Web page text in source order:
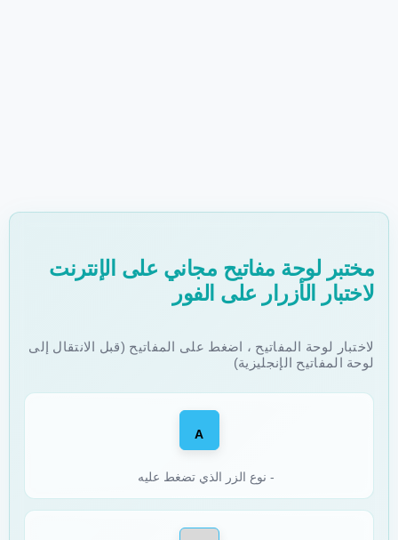
مختبر لوحة مفاتيح مجاني على الإنترنت
لاختبار الأزرار على الفور
لاختبار لوحة المفاتيح ، اضغط على المفاتيح (قبل الانتقال إلى
لوحة المفاتيح الإنجليزية)
A
- نوع الزر الذي تضغط عليه